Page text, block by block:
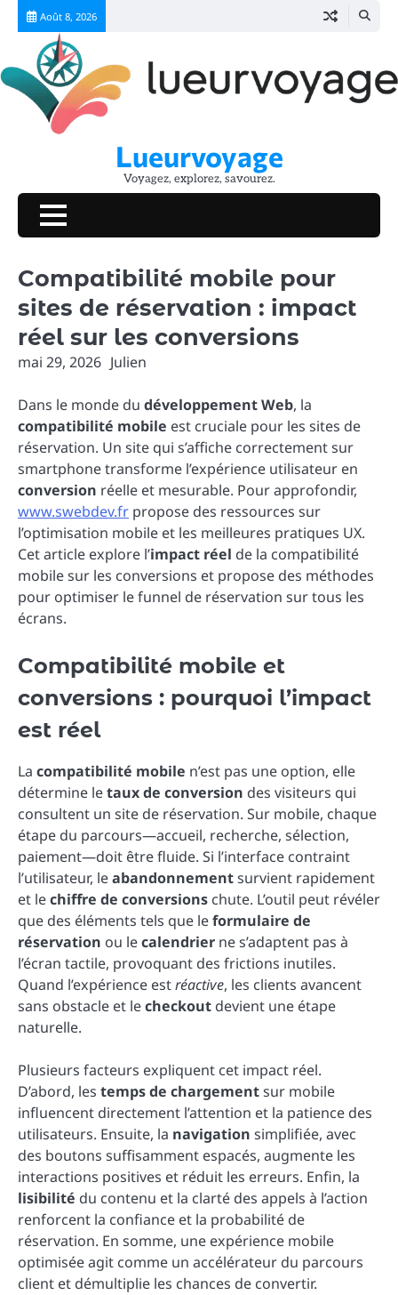
Skip
content
Août 8, 2026
Lueurvoyage
Voyagez, explorez, savourez.
Compatibilité mobile pour
sites de réservation : impact
réel sur les conversions
mai 29, 2026 Julien
Dans le monde du développement Web, la
compatibilité mobile est cruciale pour les sites de
réservation. Un site qui s’affiche correctement sur
smartphone transforme l’expérience utilisateur en
conversion réelle et mesurable. Pour approfondir,
www.swebdev.fr propose des ressources sur
l’optimisation mobile et les meilleures pratiques UX.
Cet article explore l’impact réel de la compatibilité
mobile sur les conversions et propose des méthodes
pour optimiser le funnel de réservation sur tous les
écrans.
Compatibilité mobile et
conversions : pourquoi l’impact
est réel
La compatibilité mobile n’est pas une option, elle
détermine letaux de conversion des visiteurs qui
consultent un site de réservation. Sur mobile, chaque
étape du parcours—accueil, recherche, sélection,
paiement—doit être fluide. Si l’interface contraint
l’utilisateur, leabandonnementsurvient rapidement
et lechiffre de conversions chute. L’outil peut révéler
que des éléments tels que leformulaire de
réservation ou lecalendrier ne s’adaptent pas à
l’écran tactile, provoquant des frictions inutiles.
Quand l’expérience estréactive, les clients avancent
sans obstacle et lecheckout devient une étape
naturelle.
Plusieurs facteurs expliquent cet impact réel.
D’abord, les temps de chargementsur mobile
influencent directement l’attention et la patience des
utilisateurs. Ensuite, la navigation simplifiée, avec
des boutons suffisamment espacés, augmente les
interactions positives et réduit les erreurs. Enfin, la
lisibilité du contenu et la clarté des appels à l’action
renforcent la confiance et la probabilité de
réservation. En somme, une expérience mobile
optimisée agit comme un accélérateur du parcours
client et démultiplie les chances de convertir.